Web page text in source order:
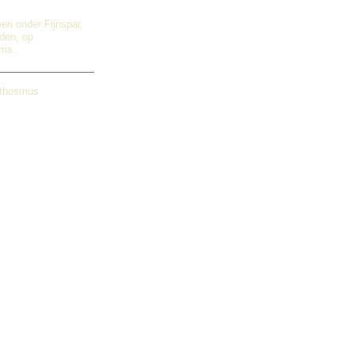
onder Fijnspar,
op